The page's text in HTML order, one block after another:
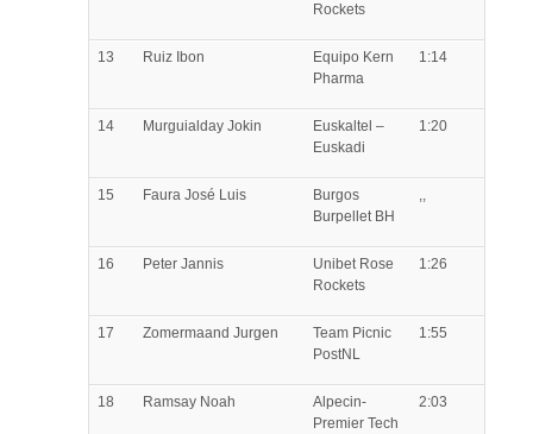
Rockets
13 Ruiz Ibon
Equipo Kern
Pharma
1:14
14 Murguialday Jokin
Euskaltel –
Euskadi
1:20
15 Faura José Luis
Burgos
Burpellet BH
,,
16 Peter Jannis
Unibet Rose
Rockets
1:26
17 Zomermaand Jurgen
Team Picnic
PostNL
1:55
18 Ramsay Noah
Alpecin-
Premier Tech
2:03